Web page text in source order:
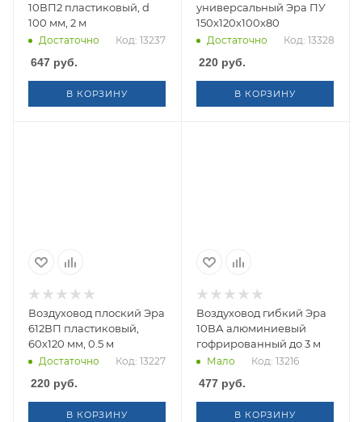
10ВП2 пластиковый, d
100 мм, 2 м
Достаточно Код: 13237
647 руб.
В КОРЗИНУ
универсальный Эра ПУ
150х120х100х80
Достаточно Код: 13328
220 руб.
В КОРЗИНУ
Воздуховод плоский Эра
612ВП пластиковый,
60х120 мм, 0.5 м
Достаточно Код: 13227
220 руб.
В КОРЗИНУ
Воздуховод гибкий Эра
10ВА алюминиевый
гофрированный до 3 м
Мало Код: 13216
477 руб.
В КОРЗИНУ